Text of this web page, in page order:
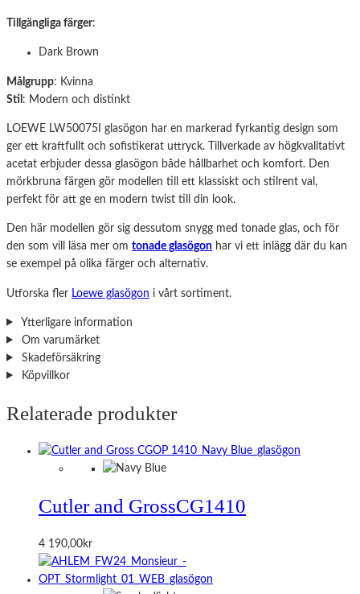
Tillgängliga färger:
Dark Brown
Målgrupp: Kvinna
Stil : Modern och distinkt
LOEWE LW50075I glasögon har en markerad fyrkantig design som
ger ett kraftfullt och sofistikerat uttryck. Tillverkade av högkvalitativt
acetat erbjuder dessa glasögon både hållbarhet och komfort. Den
mörkbruna färgen gör modellen till ett klassiskt och stilrent val,
perfekt för att ge en modern twist till din look.
Den här modellen gör sig dessutom snygg med tonade glas, och för
den som vill läsa mer om tonade glasögon har vi ett inlägg där du kan
se exempel på olika färger och alternativ.
Utforska fler Loewe glasögon i vårt sortiment.
Ytterligare information
Om varumärket
Skadeförsäkring
Köpvillkor
Relaterade produkter
Cutler and GrossCG1410
4 190,00kr